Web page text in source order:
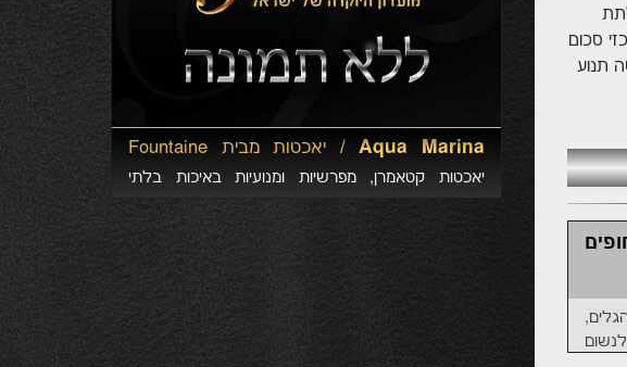
לתת
סכום
תנוע
Aqua Marina /
יאכטות מבית Fountaine
Pajot
יאכטות קטאמרן, מפרשיות ומנועיות באיכות בלתי
מתפשרת